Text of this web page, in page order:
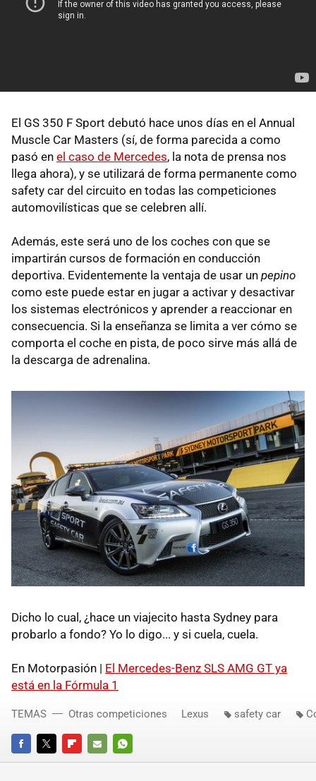
El GS 350 F Sport debutó hace unos días en el Annual
Muscle Car Masters (sí, de forma parecida a como
pasó en el caso de Mercedes, la nota de prensa nos
llega ahora), y se utilizará de forma permanente como
safety car del circuito en todas las competiciones
automovilísticas que se celebren allí.
Además, este será uno de los coches con que se
impartirán cursos de formación en conducción
deportiva. Evidentemente la ventaja de usar un pepino
como este puede estar en jugar a activar y desactivar
los sistemas electrónicos y aprender a reaccionar en
consecuencia. Si la enseñanza se limita a ver cómo se
comporta el coche en pista, de poco sirve más allá de
la descarga de adrenalina.
Dicho lo cual, ¿hace un viajecito hasta Sydney para
probarlo a fondo? Yo lo digo... y si cuela, cuela.
En Motorpasión | El Mercedes-Benz SLS AMG GT ya
está en la Fórmula 1
FACEBOOKTWITTERFLIPBOARD
E-
WHATSAPP
TEMAS Otras competiciones Lexus safety car